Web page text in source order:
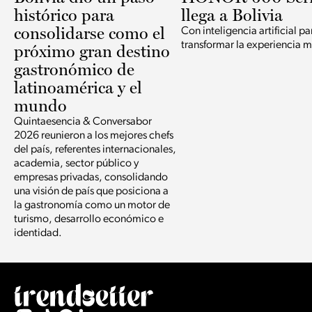
histórico para
consolidarse como el
próximo gran destino
gastronómico de
latinoamérica y el
mundo
Quintaesencia & Conversabor
2026 reunieron a los mejores chefs
del país, referentes internacionales,
academia, sector público y
empresas privadas, consolidando
una visión de país que posiciona a
la gastronomía como un motor de
turismo, desarrollo económico e
identidad.
llega a Bolivia
Con inteligencia artificial
transformar la experiencia